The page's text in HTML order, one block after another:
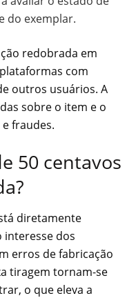
do exemplar.
redobrada em
com
outros usuários. A
sobre o item e o
fraudes.
50 centavos
diretamente
interesse dos
erros de fabricação
tiragem tornam-se
o que eleva a